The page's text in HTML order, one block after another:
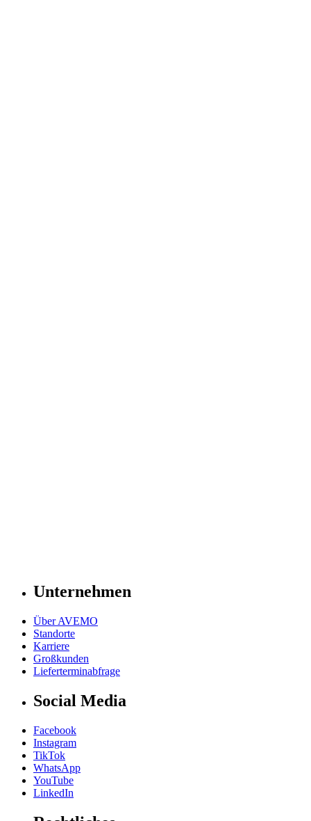
Unternehmen
Über AVEMO
Standorte
Karriere
Großkunden
Lieferterminabfrage
Social Media
Facebook
Instagram
TikTok
WhatsApp
YouTube
LinkedIn